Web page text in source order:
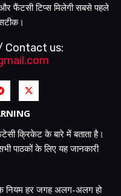
फैंटसी टिप्स मिलेगी सबसे पहले
Contact us:
क्रिकेट के बारे में बताता है।
पाठकों के लिए यह जानकारी
नियम हर जगह अलग-अलग हो